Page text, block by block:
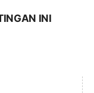
INI